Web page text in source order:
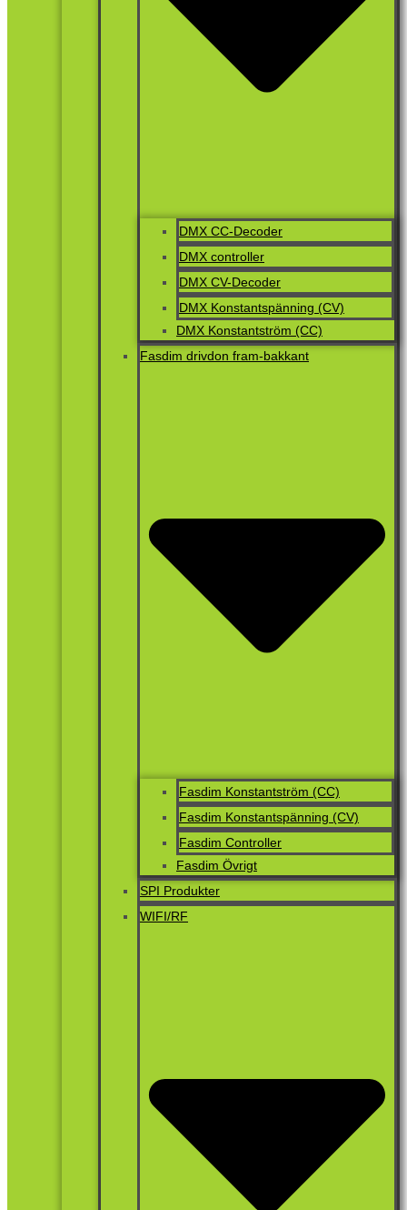
DMX CC-Decoder
DMX controller
DMX CV-Decoder
DMX Konstantspänning (CV)
DMX Konstantström (CC)
Fasdim drivdon fram-bakkant
Fasdim Konstantström (CC)
Fasdim Konstantspänning (CV)
Fasdim Controller
Fasdim Övrigt
SPI Produkter
WIFI/RF